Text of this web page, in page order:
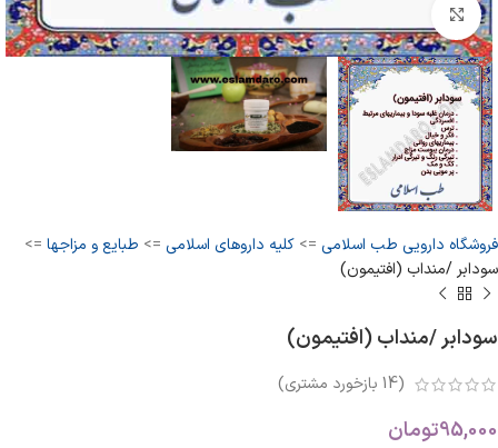
فروشگاه دارویی طب اسلامی => کلیه داروهای اسلامی => طبایع و مزاجها =>
سودابر /منداب (افتیمون)
سودابر /منداب (افتیمون)
(
14 بازخورد مشتری)
95,000تومان